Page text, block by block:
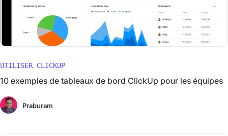
UTILISER CLICKUP
10 exemples de tableaux de bord ClickUp pour les équipes
Praburam